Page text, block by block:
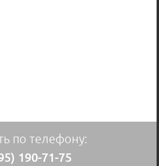
по телефону:
190-71-75